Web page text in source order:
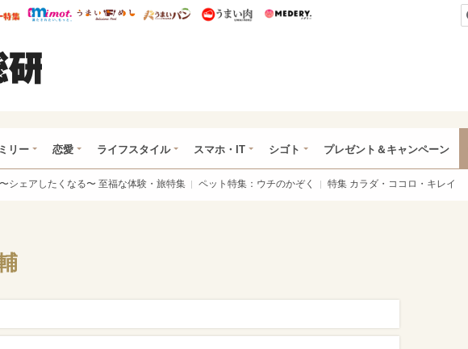
* ウレぴあ総研 ディズニー特集
mimot. うまいめし うまいパン うまい肉
リー 恋愛 ライフスタイル スマホ・IT シゴト プレゼント＆キャンペーン
〜シェアしたくなる〜 至福な体験・旅特集 ペット特集：ウチのかぞく 特集 カラダ・ココロ・キレイ